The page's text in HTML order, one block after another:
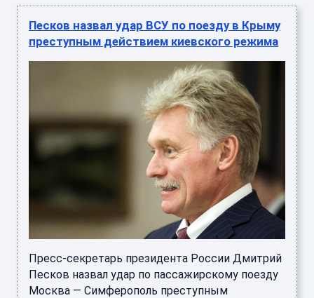
Песков назвал удар ВСУ по поезду в Крыму
преступным действием киевского режима
Пресс-секретарь президента России Дмитрий
Песков назвал удар по пассажирскому поезду
Москва — Симферополь преступным